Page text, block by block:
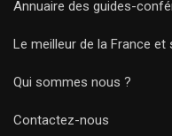
Annuaire des guides-
Le meilleur de la France et
Qui sommes nous ?
Contactez-nous